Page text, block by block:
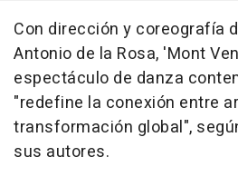
Con dirección y coreografía
Antonio de la Rosa, 'Mont
espectáculo de danza
"redefine la conexión entre
transformación global",
sus autores.